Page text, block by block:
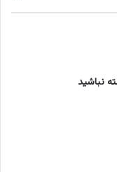
نباشید